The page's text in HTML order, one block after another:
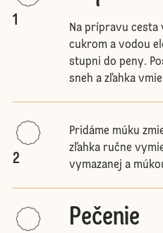
1
Na prípravu cesta
cukrom a vodou
stupni do peny.
sneh a zľahka
2
Pridáme múku
zľahka ručne
vymazanej a
Pečenie